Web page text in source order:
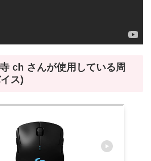
ch さんが使用している周
ス)